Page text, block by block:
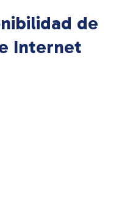
de
Internet